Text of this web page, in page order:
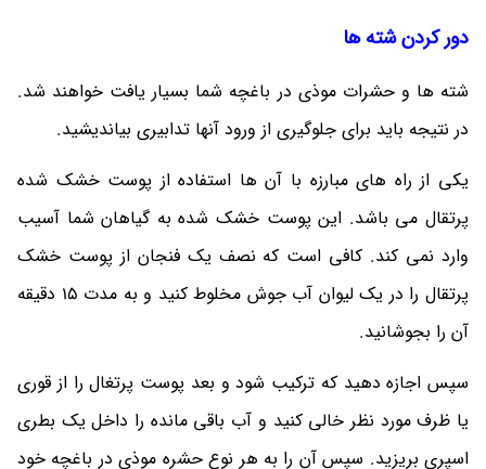
دور کردن شته ها
شته ها و حشرات موذی در باغچه شما بسیار یافت خواهند شد.
در نتیجه باید برای جلوگیری از ورود آنها تدابیری بیاندیشید.
یکی از راه های مبارزه با آن ها استفاده از پوست خشک شده
پرتقال می باشد. این پوست خشک شده به گیاهان شما آسیب
وارد نمی کند. کافی است که نصف یک فنجان از پوست خشک
پرتقال را در یک لیوان آب جوش مخلوط کنید و به مدت 15 دقیقه
آن را بجوشانید.
سپس اجازه دهید که ترکیب شود و بعد پوست پرتغال را از قوری
یا ظرف مورد نظر خالی کنید و آب باقی مانده را داخل یک بطری
اسپری بریزید. سپس آن را به هر نوع حشره موذی در باغچه خود